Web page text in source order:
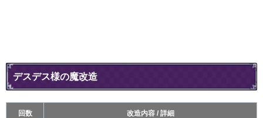
デスデス様の魔改造
回数 改造内容 / 詳細